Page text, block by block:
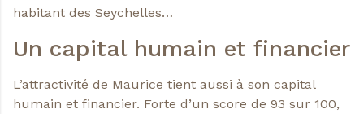
habitant des Seychelles…
Un capital humain et financier
L’attractivité de Maurice tient aussi à son capital
humain et financier. Forte d’un score de 93 sur 100,